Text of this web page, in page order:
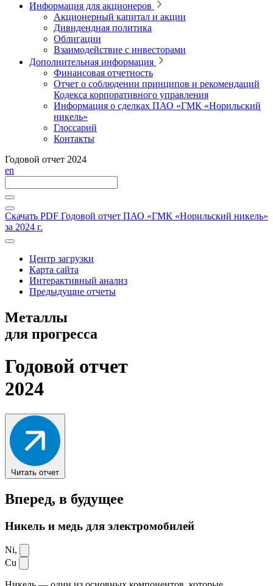
Информация для акционеров
Акционерный капитал и акции
Дивидендная политика
Облигации
Взаимодействие с инвесторами
Дополнительная информация
Финансовая отчетность
Отчет о соблюдении принципов и рекомендаций
Кодекса корпоративного управления
Информация о сделках ПАО «ГМК «Норильский
никель»
Глоссарий
Контакты
Годовой отчет 2024
en
Скачать PDF Годовой отчет ПАО «ГМК «Норильский никель»
за 2024 г.
Центр загрузки
Карта сайта
Интерактивный анализ
Предыдущие отчеты
Металлы
для прогресса
Годовой отчет
2024
Читать отчет
Вперед, в будущее
Никель и медь для электромобилей
Ni,
Cu